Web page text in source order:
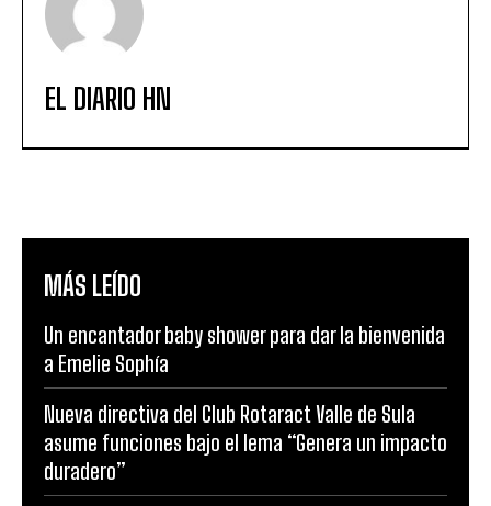
EL DIARIO HN
MÁS LEÍDO
Un encantador baby shower para dar la bienvenida
a Emelie Sophía
Nueva directiva del Club Rotaract Valle de Sula
asume funciones bajo el lema “Genera un impacto
duradero”